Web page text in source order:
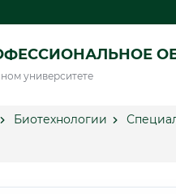
университете
Биотехнологии